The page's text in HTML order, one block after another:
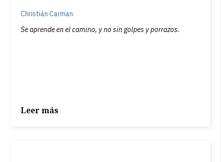
Christián Carman
Se aprende en el camino, y no sin golpes y porrazos.
Leer más